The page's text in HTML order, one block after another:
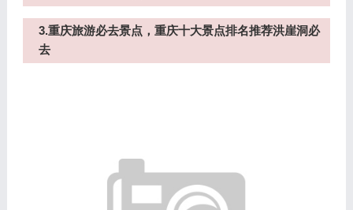
3.重庆旅游必去景点，重庆十大景点排名推荐洪崖洞必
去